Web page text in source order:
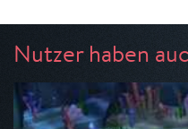
Nutzer haben